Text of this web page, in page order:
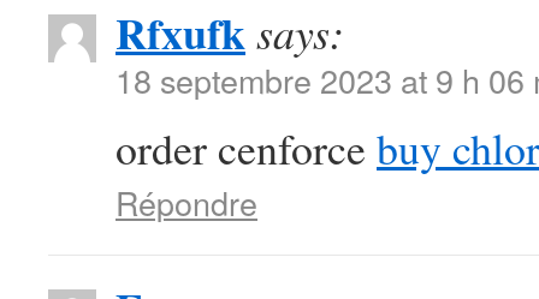
Rfxufksays:
18 septembre 2023 at 9 h 06
order cenforce buy
Répondre